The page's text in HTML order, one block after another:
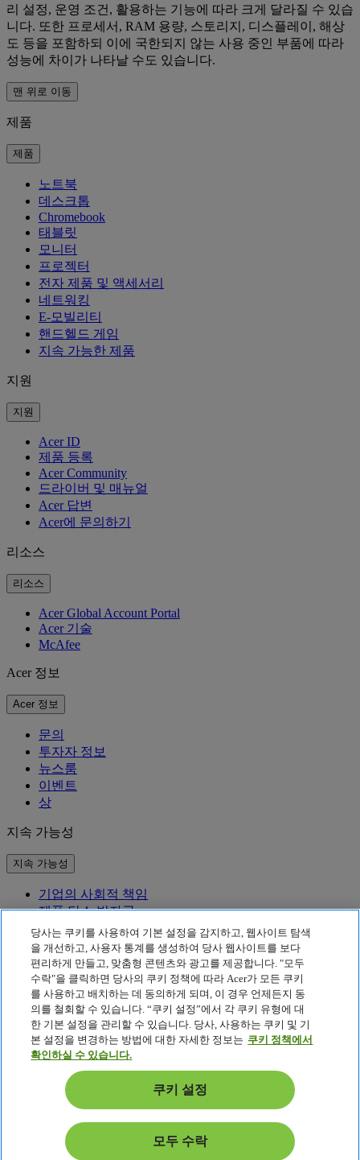
리 설정, 운영 조건, 활용하는 기능에 따라 크게 달라질 수 있습
니다. 또한 프로세서, RAM 용량, 스토리지, 디스플레이, 해상
도 등을 포함하되 이에 국한되지 않는 사용 중인 부품에 따라
성능에 차이가 나타날 수도 있습니다.
맨 위로 이동
제품
제품
노트북
데스크톱
Chromebook
태블릿
모니터
프로젝터
전자 제품 및 액세서리
네트워킹
E-모빌리티
핸드헬드 게임
지속 가능한 제품
지원
지원
Acer ID
제품 등록
Acer Community
드라이버 및 매뉴얼
Acer 답변
Acer에 문의하기
리소스
리소스
Acer Global Account Portal
Acer 기술
McAfee
Acer 정보
Acer 정보
문의
투자자 정보
뉴스룸
이벤트
상
지속 가능성
지속 가능성
기업의 사회적 책임
제품 탄소 발자국
Project Humanity
Earthion
개인정보 처리방침
Cookie 정책
법적 고지 사항
추가 법적 정보
접근성 정책
쿠키 설정
대한민국 - 한국어
© 2026 Acer Inc. - 서울시 영등포구 여의나루 53-1 대오빌딩, 대
support.korea@acer.com. 에이서 공식 서비스센터 : 1644-2225 /
카카오 채널: 에이서
당사는 쿠키를 사용하여 기본 설정을 감지하고, 웹사이트 탐색
을 개선하고, 사용자 통계를 생성하여 당사 웹사이트를 보다
편리하게 만들고, 맞춤형 콘텐츠와 광고를 제공합니다. "모두
수락"을 클릭하면 당사의 쿠키 정책에 따라 Acer가 모든 쿠키
를 사용하고 배치하는 데 동의하게 되며, 이 경우 언제든지 동
의를 철회할 수 있습니다. “쿠키 설정”에서 각 쿠키 유형에 대
한 기본 설정을 관리할 수 있습니다. 당사, 사용하는 쿠키 및 기
본 설정을 변경하는 방법에 대한 자세한 정보는 쿠키 정책에서
확인하실 수 있습니다.
쿠키 설정
모두 수락